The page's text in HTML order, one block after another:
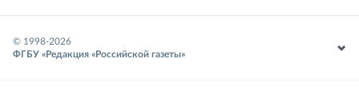
© 1998-2026
ФГБУ «Редакция «Российской газеты»